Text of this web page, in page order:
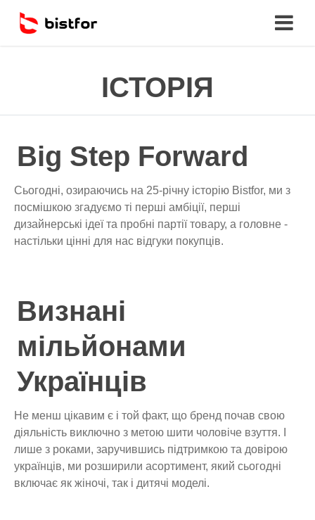
ІСТОРІЯ
Big Step Forward
Сьогодні, озираючись на 25-річну історію Bistfor, ми з
посмішкою згадуємо ті перші амбіції, перші
дизайнерські ідеї та пробні партії товару, а головне -
настільки цінні для нас відгуки покупців.
Визнані
мільйонами
Українців
Не менш цікавим є і той факт, що бренд почав свою
діяльність виключно з метою шити чоловіче взуття. І
лише з роками, заручившись підтримкою та довірою
українців, ми розширили асортимент, який сьогодні
включає як жіночі, так і дитячі моделі.